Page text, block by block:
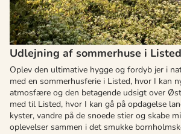
Udlejning af sommerhuse i Listed
Oplev den ultimative hygge og fordyb jer i
med en sommerhusferie i Listed, hvor I kan
atmosfære og den betagende udsigt over
med til Listed, hvor I kan gå på opdagelse
kyster, vandre på de snoede stier og skabe
oplevelser sammen i det smukke